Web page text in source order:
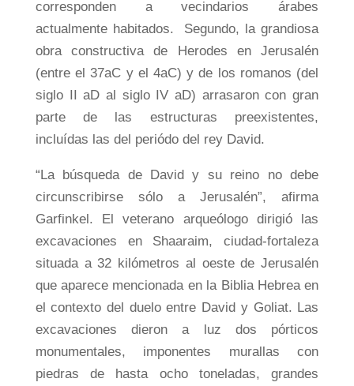
corresponden a vecindarios árabes
actualmente habitados. Segundo, la grandiosa
obra constructiva de Herodes en Jerusalén
(entre el 37aC y el 4aC) y de los romanos (del
siglo II aD al siglo IV aD) arrasaron con gran
parte de las estructuras preexistentes,
incluídas las del periódo del rey David.
“La búsqueda de David y su reino no debe
circunscribirse sólo a Jerusalén”, afirma
Garfinkel. El veterano arqueólogo dirigió las
excavaciones en Shaaraim, ciudad-fortaleza
situada a 32 kilómetros al oeste de Jerusalén
que aparece mencionada en la Biblia Hebrea en
el contexto del duelo entre David y Goliat. Las
excavaciones dieron a luz dos pórticos
monumentales, imponentes murallas con
piedras de hasta ocho toneladas, grandes